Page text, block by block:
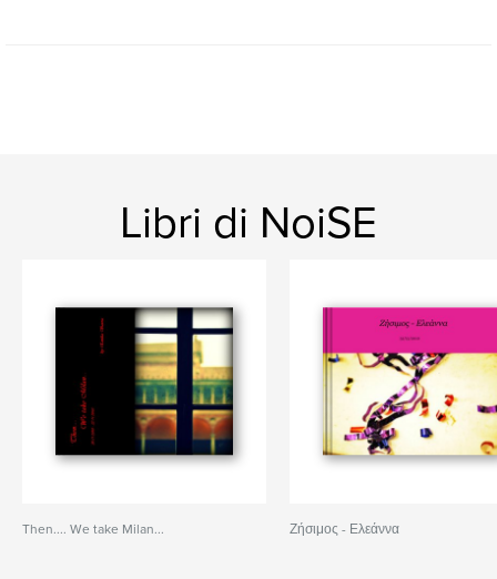
Libri di NoiSE
Then.... We take Milan... Ζήσιμος - Ελεάννα